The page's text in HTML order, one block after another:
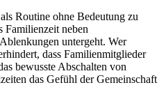
Routine ohne Bedeutung zu
Familienzeit neben
untergeht. Wer
dass Familienmitglieder
bewusste Abschalten von
das Gefühl der Gemeinschaft